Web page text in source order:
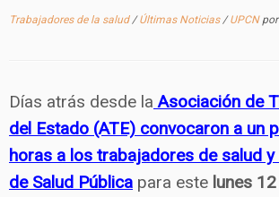
Trabajadores de la salud /Últimas Noticias /UPCN por
Días atrás desde la Asociación de
del Estado (ATE) convocaron a un
horas a los trabajadores de salud
de Salud Pública para este lunes